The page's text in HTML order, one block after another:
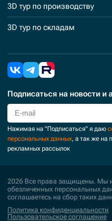
3D тур по производству
3D тур по складам
Подписаться на новости и
Нажимая на "Подписаться" я даю
персональных данных, а так же на
рекламных рассылок
2026 Все права защищены. Мы
обезличенных персональных
соглашаетесь на сбор таких
Политика конфиденциальности
Пользовательское соглашение